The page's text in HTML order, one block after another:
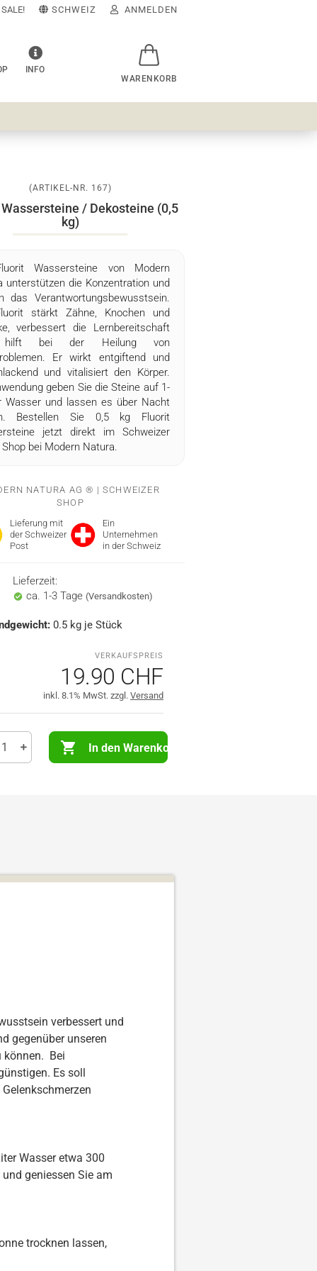
SALE! SCHWEIZ ANMELDEN
vergessen?
Schnelle Anmeldung mit
INFO
(ARTIKEL-NR. 167)
/ Dekosteine (0,5
kg)
Wassersteine von Modern
unterstützen die Konzentration und
das Verantwortungsbewusstsein.
stärkt Zähne, Knochen und
verbessert die Lernbereitschaft
bei der Heilung von
Er wirkt entgiftend und
und vitalisiert den Körper.
geben Sie die Steine auf 1-
Wasser und lassen es über Nacht
Bestellen Sie 0,5 kg Fluorit
jetzt direkt im Schweizer
Shop bei Modern Natura.
NATURA AG ® | SCHWEIZER
SHOP
Lieferung mit
der Schweizer
Post
Ein
Unternehmen
in der Schweiz
Lieferzeit:
ca. 1-3 Tage (Versandkosten)
0.5kg je Stück
19.90 CHF
inkl. 8.1% MwSt. zzgl. Versand
In den Warenkorb
verbessert und
gegenüber unseren
können. Bei
Es soll
Wasser etwa 300
geniessen Sie am
trocknen lassen,